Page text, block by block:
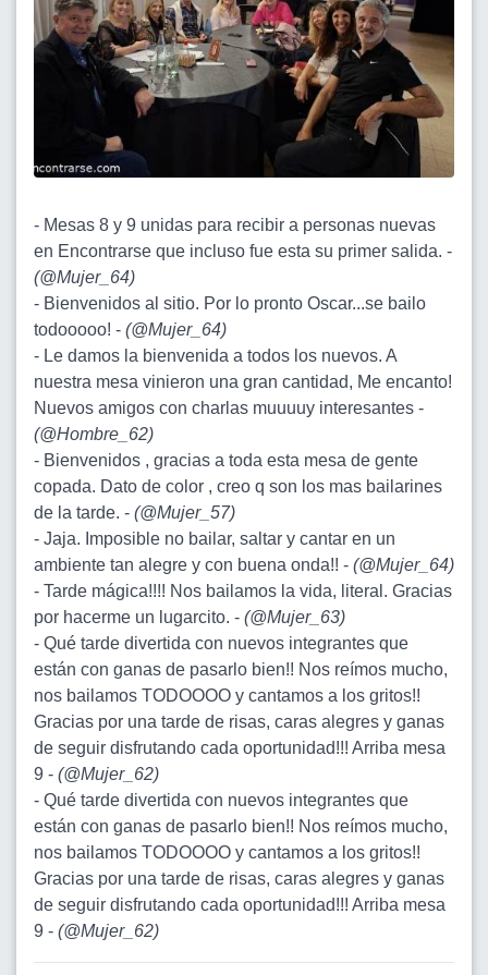
- Mesas 8 y 9 unidas para recibir a personas nuevas
en Encontrarse que incluso fue esta su primer salida. -
(@Mujer_64)
- Bienvenidos al sitio. Por lo pronto Oscar...se bailo
todooooo! - (@Mujer_64)
- Le damos la bienvenida a todos los nuevos. A
nuestra mesa vinieron una gran cantidad, Me encanto!
Nuevos amigos con charlas muuuuy interesantes -
(@Hombre_62)
- Bienvenidos , gracias a toda esta mesa de gente
copada. Dato de color , creo q son los mas bailarines
de la tarde. - (@Mujer_57)
- Jaja. Imposible no bailar, saltar y cantar en un
ambiente tan alegre y con buena onda!! - (@Mujer_64)
- Tarde mágica!!!! Nos bailamos la vida, literal. Gracias
por hacerme un lugarcito. - (@Mujer_63)
- Qué tarde divertida con nuevos integrantes que
están con ganas de pasarlo bien!! Nos reímos mucho,
nos bailamos TODOOOO y cantamos a los gritos!!
Gracias por una tarde de risas, caras alegres y ganas
de seguir disfrutando cada oportunidad!!! Arriba mesa
9 - (@Mujer_62)
- Qué tarde divertida con nuevos integrantes que
están con ganas de pasarlo bien!! Nos reímos mucho,
nos bailamos TODOOOO y cantamos a los gritos!!
Gracias por una tarde de risas, caras alegres y ganas
de seguir disfrutando cada oportunidad!!! Arriba mesa
9 - (@Mujer_62)